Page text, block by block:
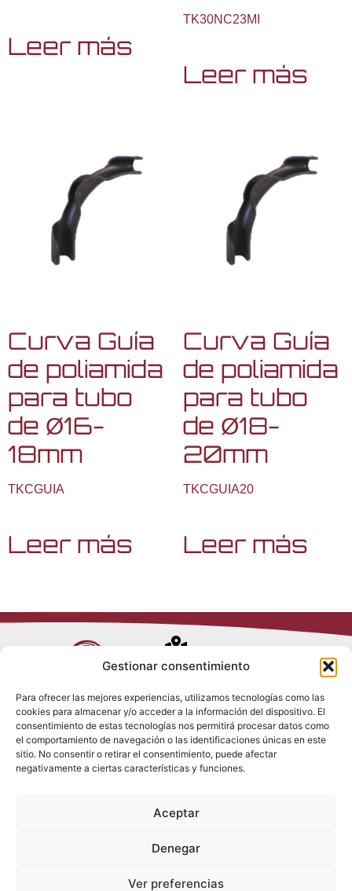
Gestionar consentimiento
Para ofrecer las mejores experiencias, utilizamos tecnologías como las
cookies para almacenar y/o acceder a la información del dispositivo. El
consentimiento de estas tecnologías nos permitirá procesar datos como
el comportamiento de navegación o las identificaciones únicas en este
sitio. No consentir o retirar el consentimiento, puede afectar
negativamente a ciertas características y funciones.
Aceptar
Denegar
Ver preferencias
Leer más
TK30NC23MI
Leer más
Curva Guía
de poliamida
para tubo
de Ø16-
18mm
TKCGUIA
Leer más
Curva Guía
de poliamida
para tubo
de Ø18-
20mm
TKCGUIA20
Leer más
Avenida de
28017 Madrid
(España)
(+34) 910 917
info@tenki-
Política de
Privacidad
Política de
Cookies